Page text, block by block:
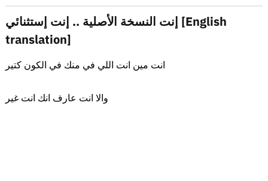
إنت النسخة الأصلية .. إنت إستثنائي [English
translation]
انت مين انت اللي في منك في الكون كتير
والا انت عارف انك انت غير